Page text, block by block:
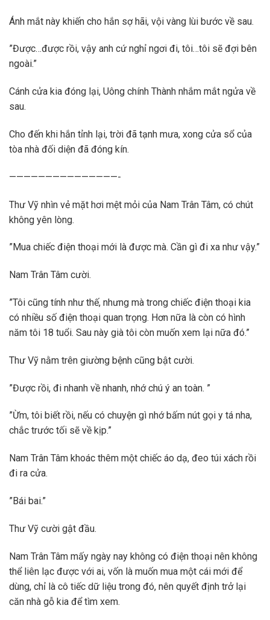
Ánh mắt này khiến cho hắn sợ hãi, vội vàng lùi bước về sau.
”Được…được rồi, vậy anh cứ nghỉ ngơi đi, tôi…tôi sẽ đợi bên
ngoài.”
Cánh cửa kia đóng lại, Uông chính Thành nhắm mắt ngửa về
sau.
Cho đến khi hắn tỉnh lại, trời đã tạnh mưa, xong cửa sổ của
tòa nhà đối diện đã đóng kín.
———————————————-
Thư Vỹ nhìn vẻ mặt hơi mệt mỏi của Nam Trân Tâm, có chút
không yên lòng.
”Mua chiếc điện thoại mới là được mà. Cần gì đi xa như vậy.”
Nam Trân Tâm cười.
”Tôi cũng tính như thế, nhưng mà trong chiếc điện thoại kia
có nhiều số điện thoại quan trọng. Hơn nữa là còn có hình
năm tôi 18 tuổi. Sau này già tôi còn muốn xem lại nữa đó.”
Thư Vỹ nằm trên giường bệnh cũng bật cười.
”Được rồi, đi nhanh về nhanh, nhớ chú ý an toàn. ”
”Ừm, tôi biết rồi, nếu có chuyện gì nhớ bấm nút gọi y tá nha,
chắc trước tối sẽ về kịp.”
Nam Trân Tâm khoác thêm một chiếc áo dạ, đeo túi xách rồi
đi ra cửa.
”Bái bai.”
Thư Vỹ cười gật đầu.
Nam Trân Tâm mấy ngày nay không có điện thoại nên không
thể liên lạc được với ai, vốn là muốn mua một cái mới để
dùng, chỉ là cô tiếc dữ liệu trong đó, nên quyết định trở lại
căn nhà gỗ kia để tìm xem.